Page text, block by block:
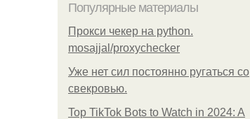
Популярные материалы
Прокси чекер на python.
mosajjal/proxychecker
Уже нет сил постоянно ругаться со
свекровью.
Top TikTok Bots to Watch in 2024: A